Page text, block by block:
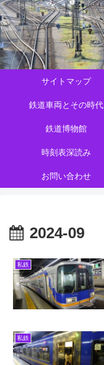
サイトマップ
鉄道車両とその時代
鉄道博物館
時刻表深読み
お問い合わせ
2024-09
私鉄
私鉄